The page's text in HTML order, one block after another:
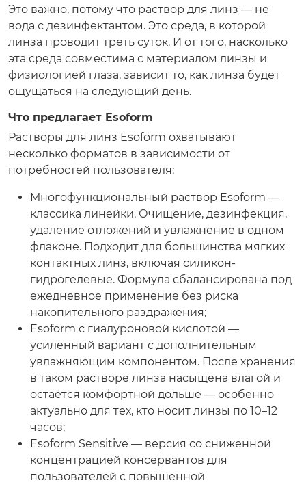
Это важно, потому что раствор для линз — не
вода с дезинфектантом. Это среда, в которой
линза проводит треть суток. И от того, насколько
эта среда совместима с материалом линзы и
физиологией глаза, зависит то, как линза будет
ощущаться на следующий день.
Что предлагает Esoform
Растворы для линз Esoform охватывают
несколько форматов в зависимости от
потребностей пользователя:
Многофункциональный раствор Esoform —
классика линейки. Очищение, дезинфекция,
удаление отложений и увлажнение в одном
флаконе. Подходит для большинства мягких
контактных линз, включая силикон-
гидрогелевые. Формула сбалансирована под
ежедневное применение без риска
накопительного раздражения;
Esoform с гиалуроновой кислотой —
усиленный вариант с дополнительным
увлажняющим компонентом. После хранения
в таком растворе линза насыщена влагой и
остаётся комфортной дольше — особенно
актуально для тех, кто носит линзы по 10–12
часов;
Esoform Sensitive — версия со сниженной
концентрацией консервантов для
пользователей с повышенной